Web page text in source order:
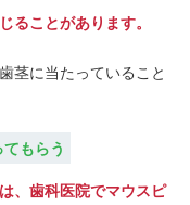
ることがあります。
茎に当たっていること
もらう
、歯科医院でマウスピ